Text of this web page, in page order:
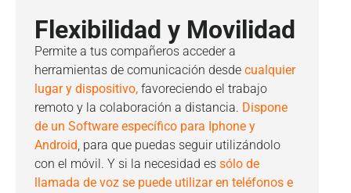
Flexibilidad y Movilidad
Permite a tus compañeros acceder a
herramientas de comunicación desde cualquier
lugar y dispositivo, favoreciendo el trabajo
remoto y la colaboración a distancia. Dispone
de un Software específico para Iphone y
Android, para que puedas seguir utilizándolo
con el móvil. Y si la necesidad es sólo de
llamada de voz se puede utilizar en teléfonos e